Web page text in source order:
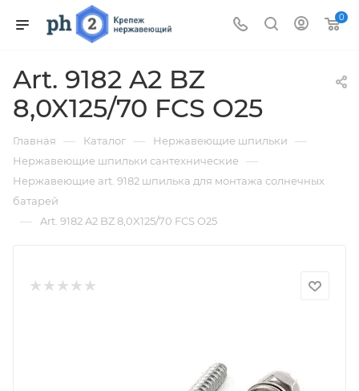
0
Art. 9182 A2 BZ
8,0X125/70 FCS O25
Главная — Каталог — Нержавеющие шпильки —
Нержавеющие шпильки сантехнические —
Нержавеющие art. 9182 шпилька для монтажа солнечных
батарей
— Art. 9182 A2 BZ 8,0X125/70 FCS O25